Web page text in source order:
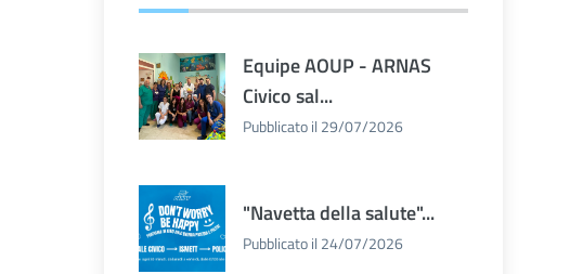
Equipe AOUP - ARNAS
Civico sal...
Pubblicato il 29/07/2026
"Navetta della salute"...
Pubblicato il 24/07/2026